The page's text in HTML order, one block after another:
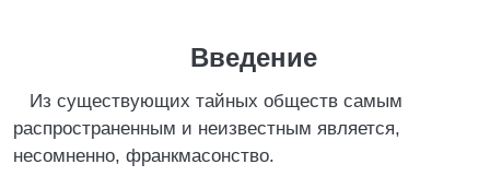
Введение
Из существующих тайных обществ самым
распространенным и неизвестным является,
несомненно, франкмасонство.